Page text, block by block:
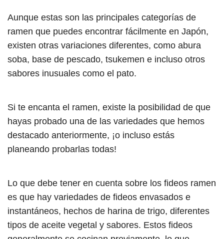
Aunque estas son las principales categorías de
ramen que puedes encontrar fácilmente en Japón,
existen otras variaciones diferentes, como abura
soba, base de pescado, tsukemen e incluso otros
sabores inusuales como el pato.
Si te encanta el ramen, existe la posibilidad de que
hayas probado una de las variedades que hemos
destacado anteriormente, ¡o incluso estás
planeando probarlas todas!
Lo que debe tener en cuenta sobre los fideos ramen
es que hay variedades de fideos envasados ​​e
instantáneos, hechos de harina de trigo, diferentes
tipos de aceite vegetal y sabores. Estos fideos